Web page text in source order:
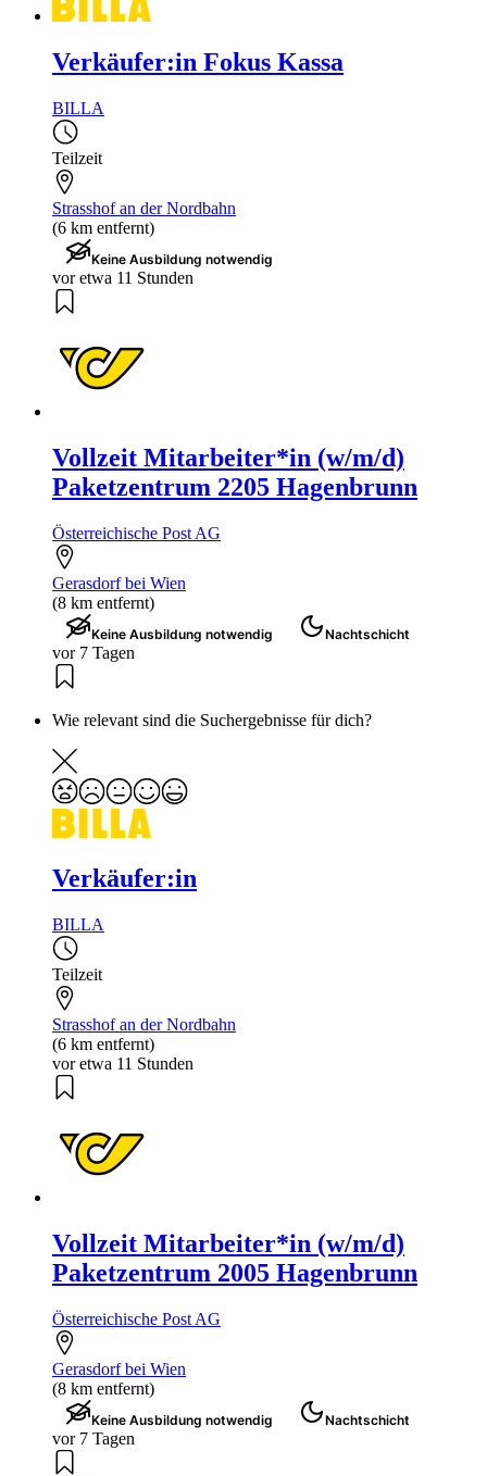
Verkäufer:in Fokus Kassa
BILLA
Teilzeit
Strasshof an der Nordbahn
(6 km entfernt)
Keine Ausbildung notwendig
vor etwa 11 Stunden
Vollzeit Mitarbeiter*in (w/m/d)
Paketzentrum 2205 Hagenbrunn
Österreichische Post AG
Gerasdorf bei Wien
(8 km entfernt)
Keine Ausbildung notwendig Nachtschicht
vor 7 Tagen
Wie relevant sind die Suchergebnisse für dich?
Verkäufer:in
BILLA
Teilzeit
Strasshof an der Nordbahn
(6 km entfernt)
vor etwa 11 Stunden
Vollzeit Mitarbeiter*in (w/m/d)
Paketzentrum 2005 Hagenbrunn
Österreichische Post AG
Gerasdorf bei Wien
(8 km entfernt)
Keine Ausbildung notwendig Nachtschicht
vor 7 Tagen